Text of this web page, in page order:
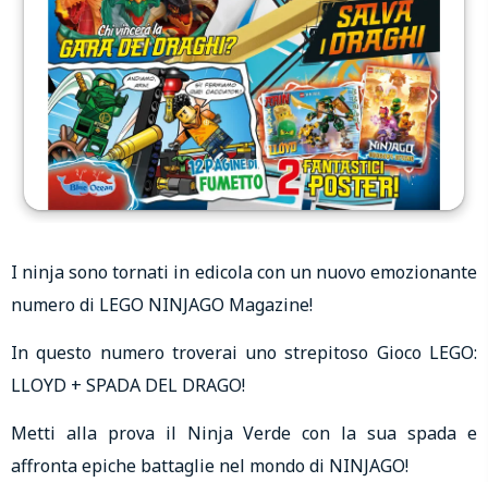
I ninja sono tornati in edicola con un nuovo emozionante
numero di LEGO NINJAGO Magazine!
In questo numero troverai uno strepitoso Gioco LEGO:
LLOYD + SPADA DEL DRAGO!
Metti alla prova il Ninja Verde con la sua spada e
affronta epiche battaglie nel mondo di NINJAGO!